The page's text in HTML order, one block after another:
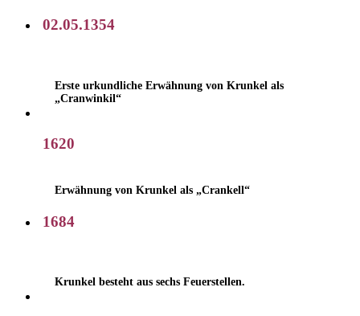
02.05.1354
Erste urkundliche Erwähnung von Krunkel als
„Cranwinkil“
1620
Erwähnung von Krunkel als „Crankell“
1684
Krunkel besteht aus sechs Feuerstellen.